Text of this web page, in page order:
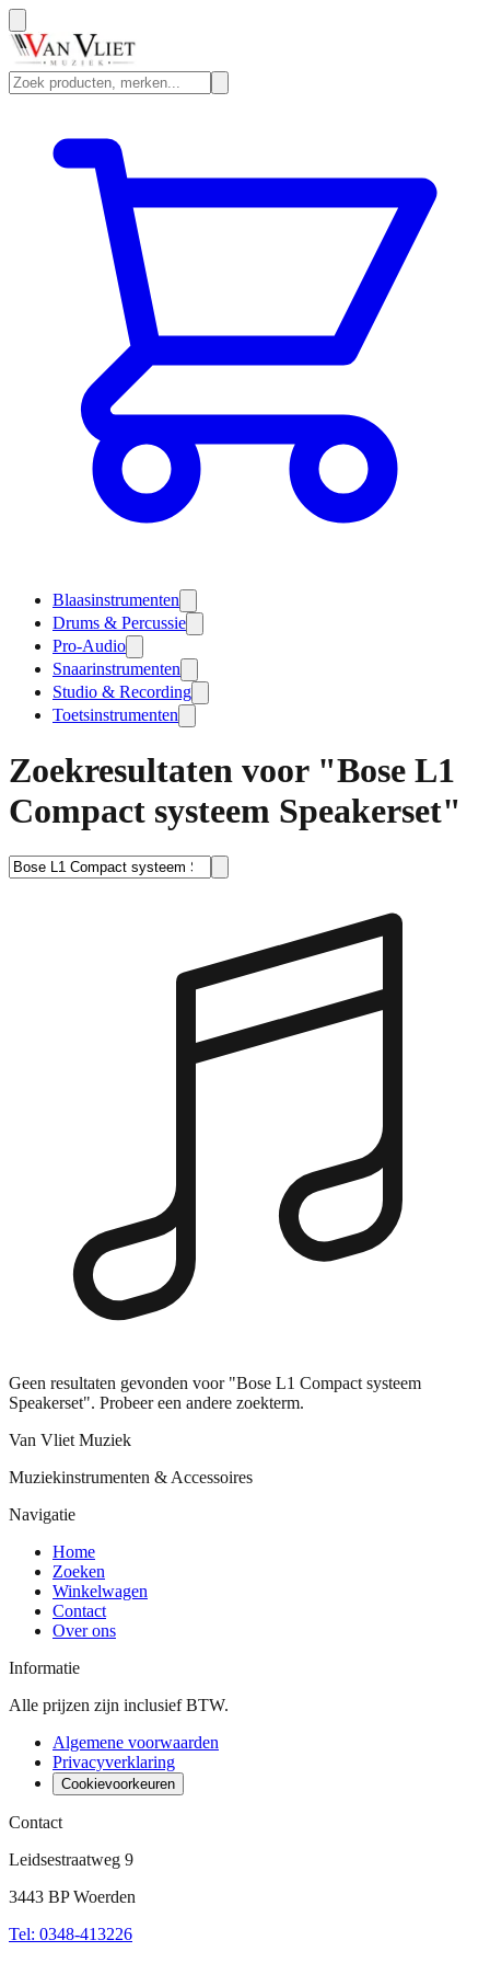
Blaasinstrumenten
Drums & Percussie
Pro-Audio
Snaarinstrumenten
Studio & Recording
Toetsinstrumenten
Zoekresultaten voor "Bose L1
Compact systeem Speakerset"
Geen resultaten gevonden voor "Bose L1 Compact systeem
Speakerset". Probeer een andere zoekterm.
Van Vliet Muziek
Muziekinstrumenten & Accessoires
Navigatie
Home
Zoeken
Winkelwagen
Contact
Over ons
Informatie
Alle prijzen zijn inclusief BTW.
Algemene voorwaarden
Privacyverklaring
Cookievoorkeuren
Contact
Leidsestraatweg 9
3443 BP Woerden
Tel: 0348-413226